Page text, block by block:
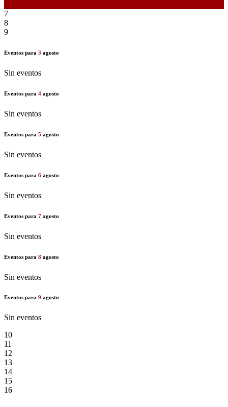
7
8
9
Eventos para 3 agosto
Sin eventos
Eventos para 4 agosto
Sin eventos
Eventos para 5 agosto
Sin eventos
Eventos para 6 agosto
Sin eventos
Eventos para 7 agosto
Sin eventos
Eventos para 8 agosto
Sin eventos
Eventos para 9 agosto
Sin eventos
10
11
12
13
14
15
16